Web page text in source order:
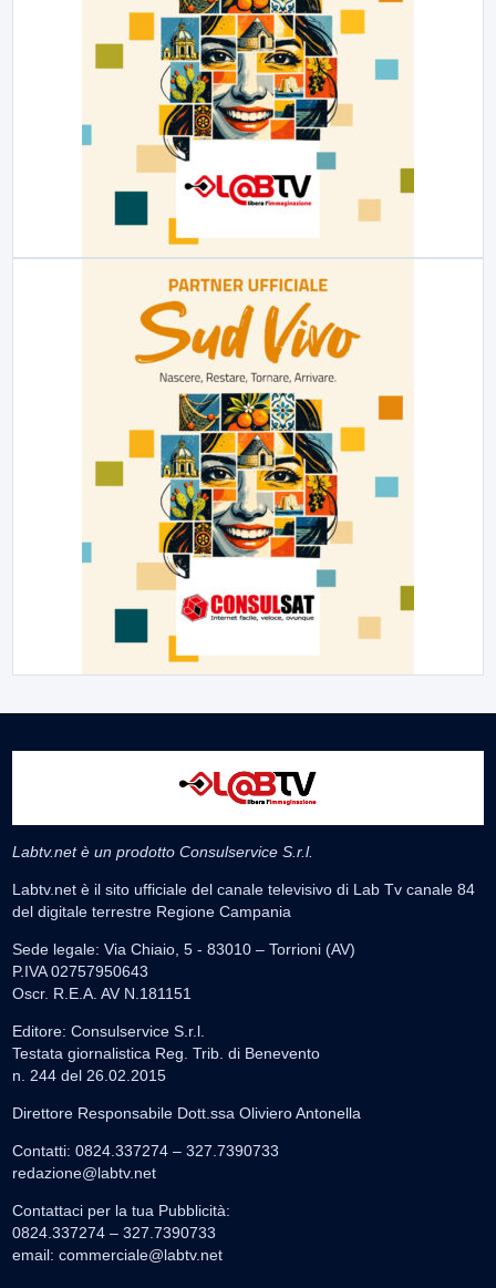
Labtv.net è un prodotto Consulservice S.r.l.
Labtv.net è il sito ufficiale del canale televisivo di Lab Tv canale 84
del digitale terrestre Regione Campania
Sede legale: Via Chiaio, 5 - 83010 – Torrioni (AV)
P.IVA 02757950643
Oscr. R.E.A. AV N.181151
Editore: Consulservice S.r.l.
Testata giornalistica Reg. Trib. di Benevento
n. 244 del 26.02.2015
Direttore Responsabile Dott.ssa Oliviero Antonella
Contatti: 0824.337274 – 327.7390733
redazione@labtv.net
Contattaci per la tua Pubblicità:
0824.337274 – 327.7390733
email: commerciale@labtv.net